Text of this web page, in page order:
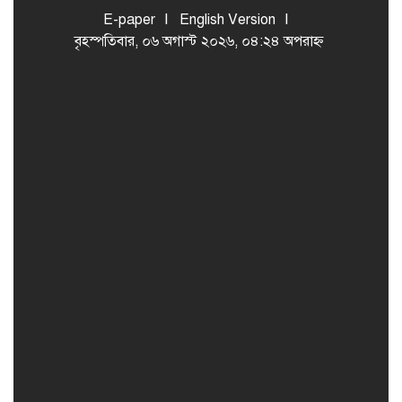
E-paper
English Version
বৃহস্পতিবার, ০৬ অগাস্ট ২০২৬, ০৪:২৪ অপরাহ্ন